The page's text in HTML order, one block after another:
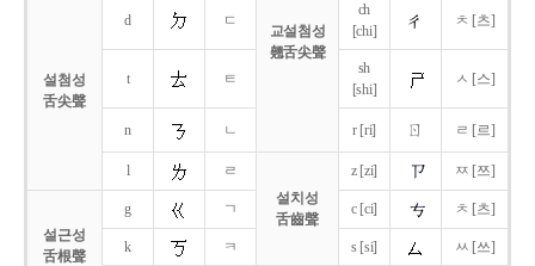
교설첨성
翹舌尖聲
설첨성
舌尖聲
d ㄷ
ch
[chi]
ㅊ [츠]
t ㅌ
sh
[shi]
ㅅ [스]
n ㄴ r [ri] ㄖ ㄹ [르]
l
ㄹ
설치성
舌齒聲
z [zi] ㅉ [쯔]
설근성
舌根聲
g ㄱ c [ci] ㅊ [츠]
k ㅋ s [si] ㅆ [쓰]